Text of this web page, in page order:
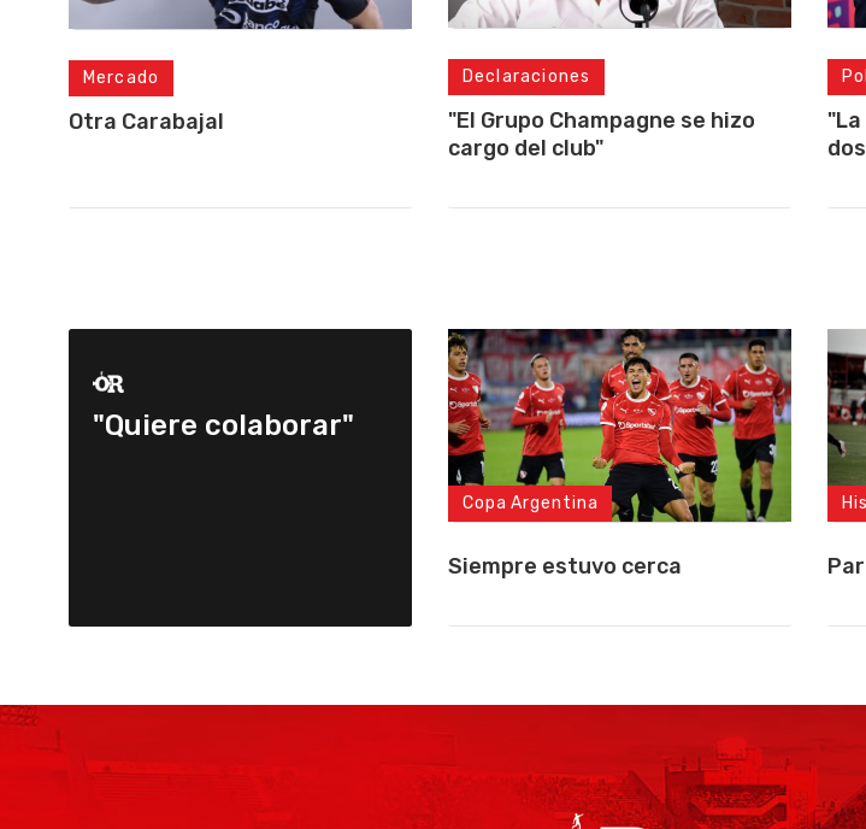
Mercado
Otra Carabajal
Declaraciones
"El Grupo Champagne se hizo
cargo del club"
"Quiere colaborar"
Copa Argentina
Siempre estuvo cerca